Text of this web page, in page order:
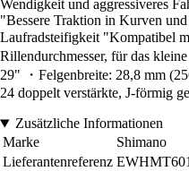
Wendigkeit und aggressiveres
"Bessere Traktion in Kurven
Laufradsteifigkeit "Kompatibel
Rillendurchmesser, für das
29" ・Felgenbreite: 28,8 mm
24 doppelt verstärkte, J-förmig
Zusätzliche Informationen
Marke
Shimano
Lieferantenreferenz